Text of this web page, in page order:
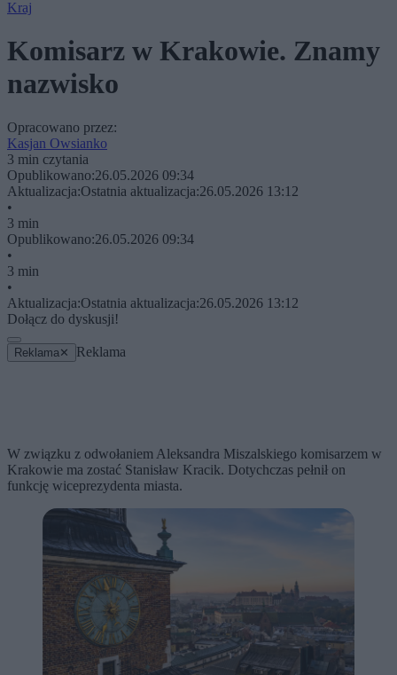
Kraj
Komisarz w Krakowie. Znamy
nazwisko
Opracowano przez:
Kasjan Owsianko
3 min czytania
Opublikowano:26.05.2026 09:34
Aktualizacja:Ostatnia aktualizacja:26.05.2026 13:12
•
3 min
Opublikowano:26.05.2026 09:34
•
3 min
•
Aktualizacja:Ostatnia aktualizacja:26.05.2026 13:12
Dołącz do dyskusji!
Reklama ✕ Reklama
W związku z odwołaniem Aleksandra Miszalskiego komisarzem w
Krakowie ma zostać Stanisław Kracik. Dotychczas pełnił on
funkcję wiceprezydenta miasta.